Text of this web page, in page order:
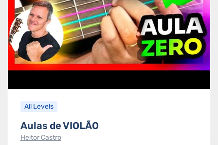
All Levels
Aulas de VIOLÃO
Heitor Castro